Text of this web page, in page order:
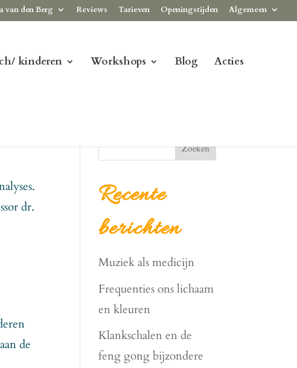
van den Berg Reviews Tarieven Openingstijden Algemeen
kinderen Workshops Blog Acties
dr.
de
Zoeken
Recente
berichten
Muziek als medicijn
Frequenties ons lichaam
en kleuren
Klankschalen en de
feng gong bijzondere